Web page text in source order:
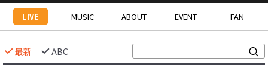
LIVE MUSIC ABOUT EVENT FAN
最新 ABC